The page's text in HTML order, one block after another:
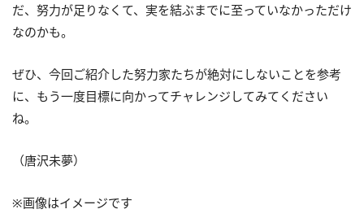
だ、努力が足りなくて、実を結ぶまでに至っていなかっただけ
なのかも。
ぜひ、今回ご紹介した努力家たちが絶対にしないことを参考
に、もう一度目標に向かってチャレンジしてみてください
ね。
（唐沢未夢）
※画像はイメージです